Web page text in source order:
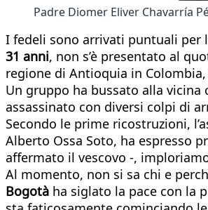
Padre Diomer Eliver Chavarría
I fedeli sono arrivati puntuali per
31 anni, non s’è presentato al
regione di Antioquia in
Un gruppo ha bussato alla vicina
assassinato con diversi colpi di
Secondo le prime ricostruzioni,
Alberto Ossa Soto, ha espresso
affermato il vescovo -,
Al momento, non si sa chi e
Bogotà ha siglato la pace con la